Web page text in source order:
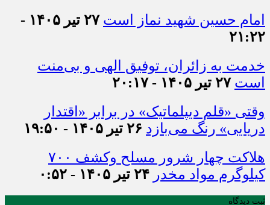
امام حسین شهید نماز است
۲۷ تیر ۱۴۰۵ -
۲۱:۲۲
خدمت به زائران، توفیق الهی و بی‌منت
است ۲۷ تیر ۱۴۰۵ - ۲۰:۱۷
وقتی «قلم دیپلماتیک» در برابر «اقتدار
دریایی» رنگ می‌بازد ۲۶ تیر ۱۴۰۵ - ۱۹:۵۰
هلاکت چهار شرور مسلح وکشف ۷۰۰
کیلوگرم مواد مخدر ۲۴ تیر ۱۴۰۵ - ۰:۵۲
ثبت دیدگاه